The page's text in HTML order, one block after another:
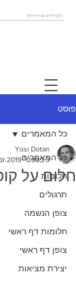
פוסט
כל המאמרים
חלומות
תרגולים
צופן הנשמה
חלומות דף ראשי
צופן דף ראשי
יצירת מציאות
כל המאמרים
חלום על
Yosi Dotan
3 בספט׳ 2019